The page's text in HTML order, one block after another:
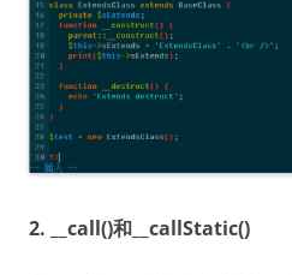
2. __call()和__callStatic()